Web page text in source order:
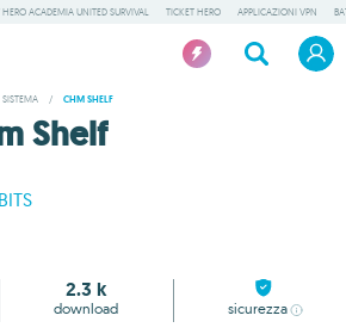
HERO ACADEMIA UNITED SURVIVAL TICKET HERO APPLICAZIONI VPN
SISTEMA / CHM SHELF
Shelf
2.3 k
download sicurezza